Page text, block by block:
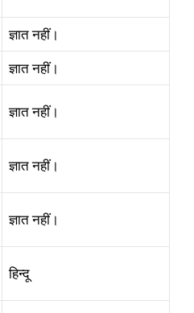
ज्ञात नहीं।
ज्ञात नहीं।
ज्ञात नहीं।
ज्ञात नहीं।
ज्ञात नहीं।
हिन्दू